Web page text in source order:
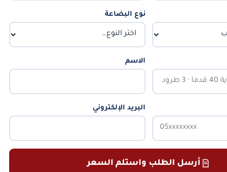
نوع البضاعة
الاسم
البريد الإلكتروني
أرسل الطلب واستلم السعر